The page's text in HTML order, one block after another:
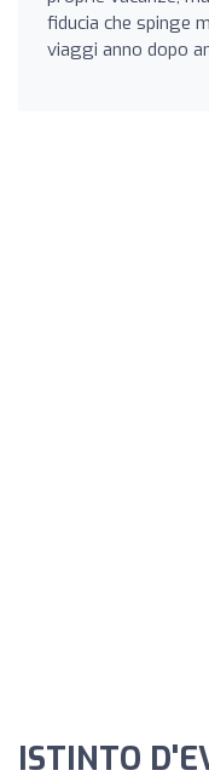
fiducia che spinge
viaggi anno dopo
ISTINTO